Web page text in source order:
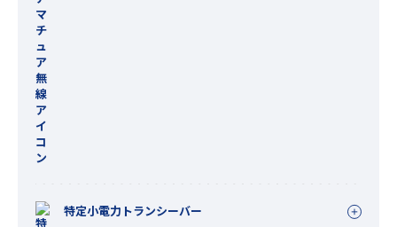
特定小電力トランシーバー